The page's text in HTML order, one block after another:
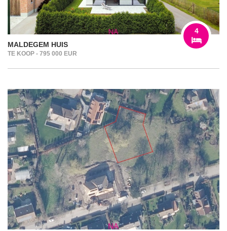
MALDEGEM HUIS
TE KOOP - 795 000 EUR
4